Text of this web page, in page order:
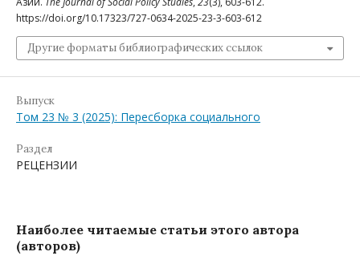
https://doi.org/10.17323/727-0634-2025-23-3-603-612
Другие форматы библиографических ссылок
Выпуск
Том 23 № 3 (2025): Пересборка социального
Раздел
РЕЦЕНЗИИ
Наиболее читаемые статьи этого автора
(авторов)